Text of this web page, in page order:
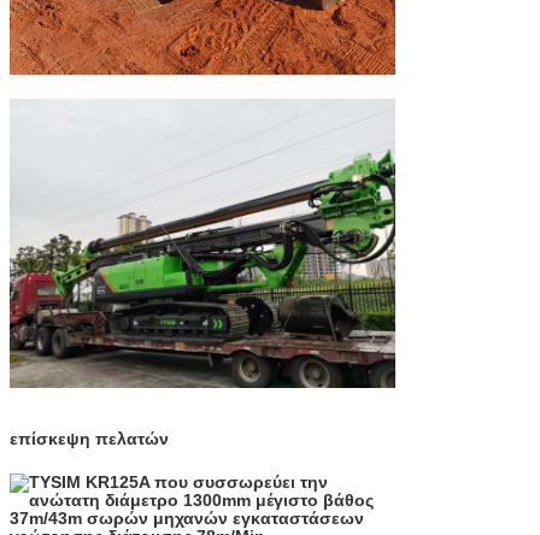
επίσκεψη πελατών